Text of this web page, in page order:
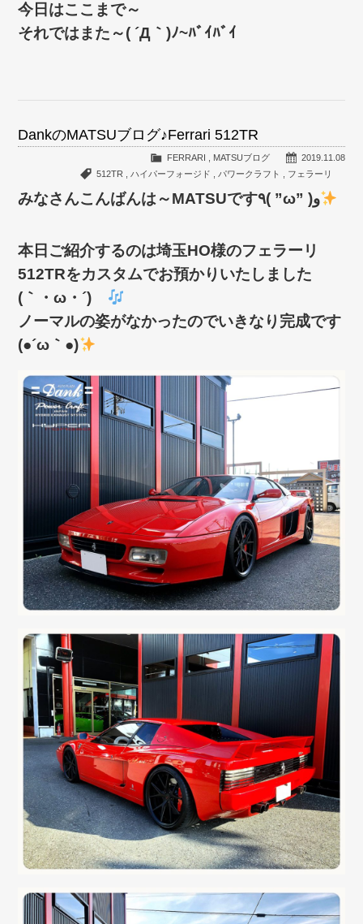
今日はここまで～
それではまた～( ´Д｀)ﾉ~ﾊﾞｲﾊﾞｲ
DankのMATSUブログ♪Ferrari 512TR
2019.11.08
FERRARI
MATSUブログ
512TR
ハイパーフォージド パワークラフト フェラーリ
みなさんこんばんは～MATSUです٩( ”ω” )و
本日ご紹介するのは埼玉HO様のフェラーリ
512TRをカスタムでお預かりいたしました
(｀・ω・´)ゞ
ノーマルの姿がなかったのでいきなり完成です
(●´ω｀●)